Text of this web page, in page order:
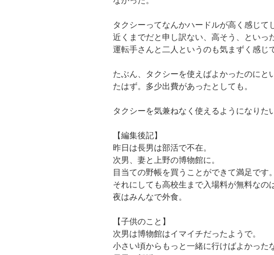
タクシーってなんかハードルが高く感じて
近くまでだと申し訳ない、高そう、といっ
運転手さんと二人というのも気まずく感じ
たぶん、タクシーを使えばよかったのにと
たはず。多少出費があったとしても。
タクシーを気兼ねなく使えるようになりた
【編集後記】
昨日は長男は部活で不在。
次男、妻と上野の博物館に。
目当ての野帳を買うことができて満足です。
それにしても高校生まで入場料が無料なの
夜はみんなで外食。
【子供のこと】
次男は博物館はイマイチだったようで。
小さい頃からもっと一緒に行けばよかった